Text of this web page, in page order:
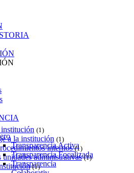
Transparencia Activa
Transparencia Focalizada
Transparencia
(1)
a la institución (1)
internos(1)
administrativas (1)
(1)